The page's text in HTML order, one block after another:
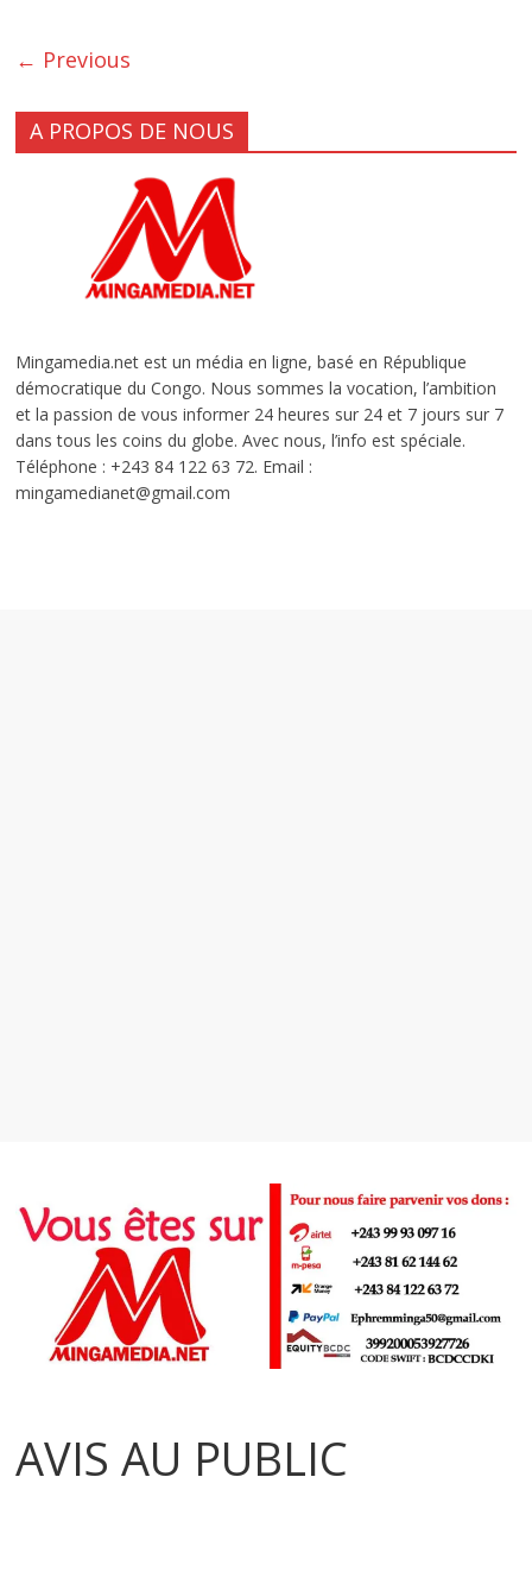
← Previous
A PROPOS DE NOUS
Mingamedia.net est un média en ligne, basé en République
démocratique du Congo. Nous sommes la vocation, l’ambition
et la passion de vous informer 24 heures sur 24 et 7 jours sur 7
dans tous les coins du globe. Avec nous, l’info est spéciale.
Téléphone : +243 84 122 63 72. Email :
mingamedianet@gmail.com
AVIS AU PUBLIC